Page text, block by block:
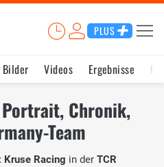
PLUS
Bilder Videos Ergebnisse
Chronik,
Team
Kruse Racing in der TCR